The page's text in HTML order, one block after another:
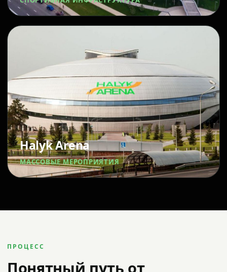
Halyk Arena
МАССОВЫЕ МЕРОПРИЯТИЯ
ПРОЦЕСС
Понятный путь от